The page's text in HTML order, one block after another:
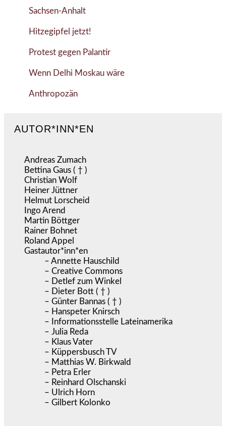
Sachsen-Anhalt
Hitzegipfel jetzt!
Protest gegen Palantir
Wenn Delhi Moskau wäre
Anthropozän
AUTOR*INN*EN
Andreas Zumach
Bettina Gaus ( † )
Christian Wolf
Heiner Jüttner
Helmut Lorscheid
Ingo Arend
Martin Böttger
Rainer Bohnet
Roland Appel
Gastautor*inn*en
– Annette Hauschild
– Creative Commons
– Detlef zum Winkel
– Dieter Bott ( † )
– Günter Bannas ( † )
– Hanspeter Knirsch
– Informationsstelle Lateinamerika
– Julia Reda
– Klaus Vater
– Küppersbusch TV
– Matthias W. Birkwald
– Petra Erler
– Reinhard Olschanski
– Ulrich Horn
– Gilbert Kolonko